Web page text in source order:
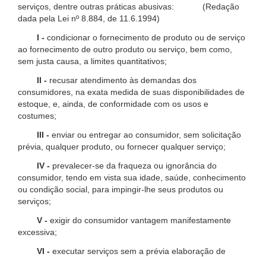
serviços, dentre outras práticas abusivas: (Redação
dada pela Lei nº 8.884, de 11.6.1994)
I - condicionar o fornecimento de produto ou de serviço
ao fornecimento de outro produto ou serviço, bem como,
sem justa causa, a limites quantitativos;
II - recusar atendimento às demandas dos
consumidores, na exata medida de suas disponibilidades de
estoque, e, ainda, de conformidade com os usos e
costumes;
III - enviar ou entregar ao consumidor, sem solicitação
prévia, qualquer produto, ou fornecer qualquer serviço;
IV - prevalecer-se da fraqueza ou ignorância do
consumidor, tendo em vista sua idade, saúde, conhecimento
ou condição social, para impingir-lhe seus produtos ou
serviços;
V - exigir do consumidor vantagem manifestamente
excessiva;
VI - executar serviços sem a prévia elaboração de